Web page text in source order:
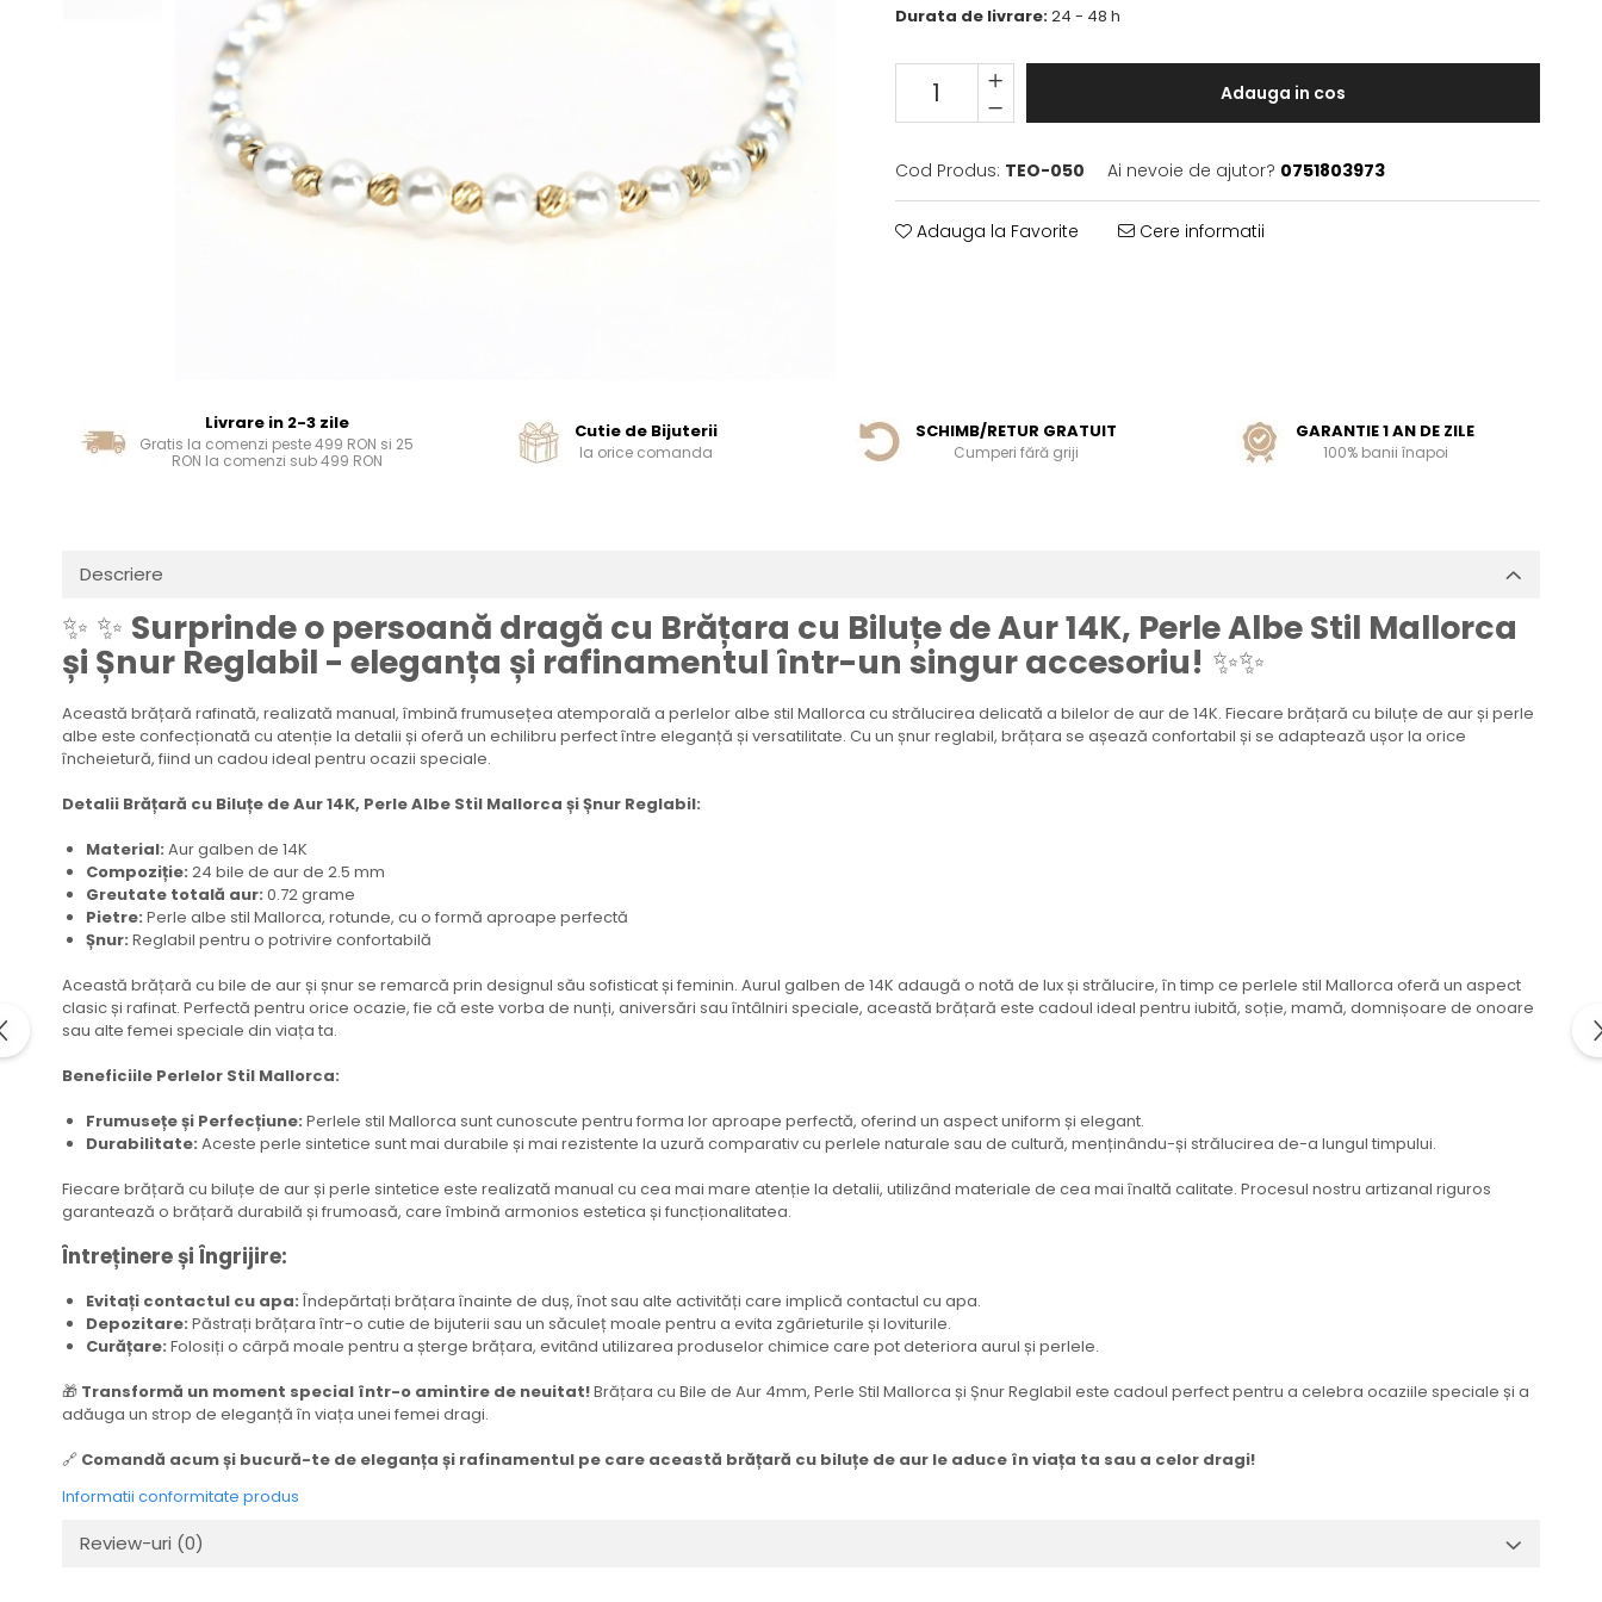
Durata de livrare:24 - 48 h
Adauga in cos
Cod Produs: TEO-050 Ai nevoie de ajutor? 0751803973
Adauga la Favorite Cere informatii
Livrare in 2-3 zile
Gratis la comenzi peste 499 RON si 25
RON la comenzi sub 499 RON
Cutie de Bijuterii
la orice comanda
SCHIMB/RETUR GRATUIT
Cumperi fără griji
GARANTIE 1 AN DE ZILE
100% banii înapoi
Descriere
✨ ✨ Surprinde o persoană dragă cu Brățara cu Biluțe de Aur 14K, Perle Albe Stil Mallorca
și Șnur Reglabil - eleganța și rafinamentul într-un singur accesoriu! ✨✨
Această brățară rafinată, realizată manual, îmbină frumusețea atemporală a perlelor albe stil Mallorca cu strălucirea delicată a bilelor de aur de 14K. Fiecare brățară cu biluțe de aur și perle
albe este confecționată cu atenție la detalii și oferă un echilibru perfect între eleganță și versatilitate. Cu un șnur reglabil, brățara se așează confortabil și se adaptează ușor la orice
încheietură, fiind un cadou ideal pentru ocazii speciale.
Detalii Brățară cu Biluțe de Aur 14K, Perle Albe Stil Mallorca și Șnur Reglabil:
Material: Aur galben de 14K
Compoziție: 24 bile de aur de 2.5 mm
Greutate totală aur: 0.72 grame
Pietre: Perle albe stil Mallorca, rotunde, cu o formă aproape perfectă
Șnur: Reglabil pentru o potrivire confortabilă
Această brățară cu bile de aur și șnur se remarcă prin designul său sofisticat și feminin. Aurul galben de 14K adaugă o notă de lux și strălucire, în timp ce perlele stil Mallorca oferă un aspect
clasic și rafinat. Perfectă pentru orice ocazie, fie că este vorba de nunți, aniversări sau întâlniri speciale, această brățară este cadoul ideal pentru iubită, soție, mamă, domnișoare de onoare
sau alte femei speciale din viața ta.
Beneficiile Perlelor Stil Mallorca:
Frumusețe și Perfecțiune: Perlele stil Mallorca sunt cunoscute pentru forma lor aproape perfectă, oferind un aspect uniform și elegant.
Durabilitate: Aceste perle sintetice sunt mai durabile și mai rezistente la uzură comparativ cu perlele naturale sau de cultură, menținându-și strălucirea de-a lungul timpului.
Fiecare brățară cu biluțe de aur și perle sintetice este realizată manual cu cea mai mare atenție la detalii, utilizând materiale de cea mai înaltă calitate. Procesul nostru artizanal riguros
garantează o brățară durabilă și frumoasă, care îmbină armonios estetica și funcționalitatea.
Întreținere și Îngrijire:
Evitați contactul cu apa: Îndepărtați brățara înainte de duș, înot sau alte activități care implică contactul cu apa.
Depozitare: Păstrați brățara într-o cutie de bijuterii sau un săculeț moale pentru a evita zgârieturile și loviturile.
Curățare: Folosiți o cârpă moale pentru a șterge brățara, evitând utilizarea produselor chimice care pot deteriora aurul și perlele.
🎁 Transformă un moment special într-o amintire de neuitat!Brățara cu Bile de Aur 4mm, Perle Stil Mallorca și Șnur Reglabil este cadoul perfect pentru a celebra ocaziile speciale și a
adăuga un strop de eleganță în viața unei femei dragi.
🔗 Comandă acum și bucură-te de eleganța și rafinamentul pe care această brățară cu biluțe de aur le aduce în viața ta sau a celor dragi!
Informatii conformitate produs
Review-uri (0)